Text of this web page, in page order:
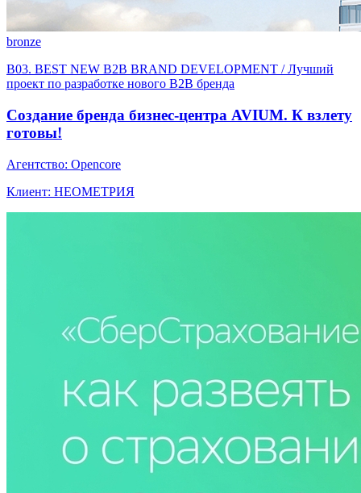
bronze
B03. BEST NEW B2B BRAND DEVELOPMENT / Лучший
проект по разработке нового B2B бренда
Создание бренда бизнес-центра AVIUM. К взлету
готовы!
Агентство: Opencore
Клиент: НЕОМЕТРИЯ